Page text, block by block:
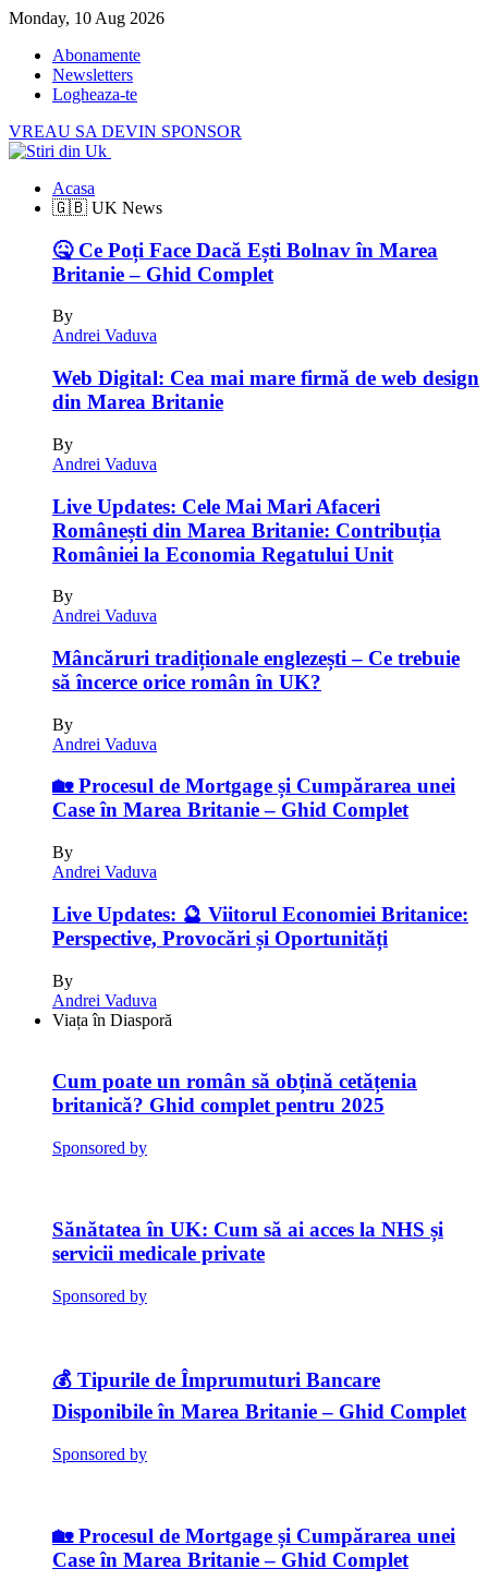
Monday, 10 Aug 2026
Abonamente
Newsletters
Logheaza-te
VREAU SA DEVIN SPONSOR
Acasa
🇬🇧 UK News
🤒 Ce Poți Face Dacă Ești Bolnav în Marea
Britanie – Ghid Complet
By
Andrei Vaduva
Web Digital: Cea mai mare firmă de web design
din Marea Britanie
By
Andrei Vaduva
Cele Mai Mari Afaceri
Românești din Marea Britanie: Contribuția
României la Economia Regatului Unit
By
Andrei Vaduva
Mâncăruri tradiționale englezești – Ce trebuie
să încerce orice român în UK?
By
Andrei Vaduva
🏡 Procesul de Mortgage și Cumpărarea unei
Case în Marea Britanie – Ghid Complet
By
Andrei Vaduva
🔮 Viitorul Economiei Britanice:
Perspective, Provocări și Oportunități
By
Andrei Vaduva
Viața în Diasporă
Cum poate un român să obțină cetățenia
britanică? Ghid complet pentru 2025
Sponsored by
Sănătatea în UK: Cum să ai acces la NHS și
servicii medicale private
Sponsored by
💰 Tipurile de Împrumuturi Bancare
Disponibile în Marea Britanie – Ghid Complet
Sponsored by
🏡 Procesul de Mortgage și Cumpărarea unei
Case în Marea Britanie – Ghid Complet